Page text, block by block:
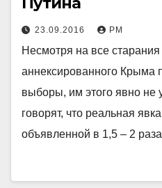
23.09.2016 РМ
Несмотря на все старания
аннексированного Крыма
выборы, им этого явно не
говорят, что реальная
объявленной в 1,5 – 2